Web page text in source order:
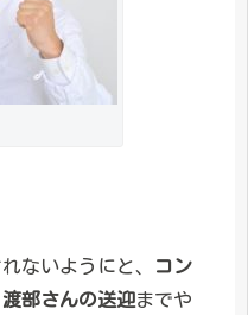
ないようにと、
コン
渡部さんの送迎までや